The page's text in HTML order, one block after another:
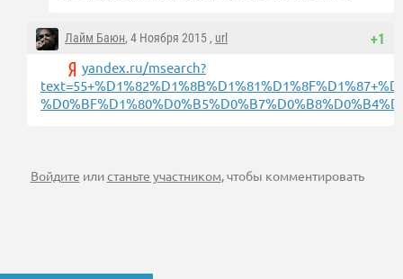
+1
Лайм Баюн, 4 Ноября 2015 , url
yandex.ru/msearch?
Войдите илистаньте участником, чтобы комментировать